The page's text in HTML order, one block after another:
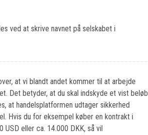
ved at skrive navnet på selskabet i
at vi blandt andet kommer til at arbejde
Det betyder, at du skal indskyde et vist beløb
at handelsplatformen udtager sikkerhed
Hvis du for eksempel køber en kontrakt i
eller ca. 14.000 DKK, så vil